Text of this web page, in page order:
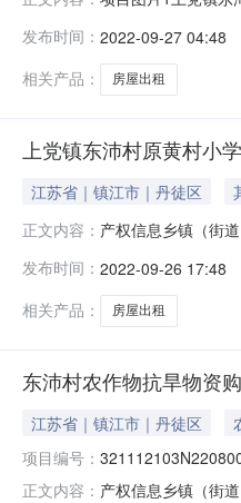
乡镇（街道）:上党
发布时间： 2022-09-27 04:48
相关产品：
房屋出租
上党镇东沛村原黄村小
江苏省｜镇江市｜丹徒区
正文内容： 产权信息乡镇（街
用权人：无权证名
农村产权交易项目审
发布时间： 2022-09-26 17:48
相关产品：
房屋出租
东沛村农作物抗旱物资
江苏省｜镇江市｜丹徒区
项目编号：
正文内容： 产权信息乡镇（街